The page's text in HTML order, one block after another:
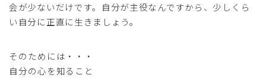
会が少ないだけです。自分が主役なんですから、少しくら
い自分に正直に生きましょう。
そのためには・・・
自分の心を知ること